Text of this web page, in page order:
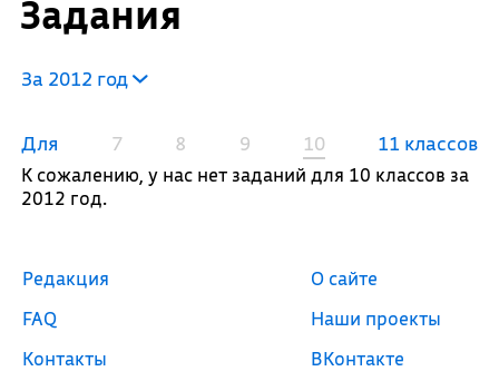
Задания
За 2012 год
Для 7 8 9 10 11 классов
К сожалению, у нас нет заданий для 10 классов за
2012 год.
Редакция
FAQ
Контакты
О сайте
Наши проекты
ВКонтакте